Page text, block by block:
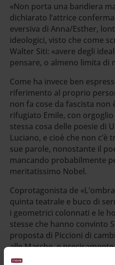
«Non porta una bandiera
dichiarato l’attrice
eversiva di Anna/Esther,
ideologici, visto che come
Walter Siti: «avere degli
pensare, o almeno limita di
Come ha invece ben
riferimento al proprio
non fa cose da fascista non
rifugiato Emile, con
stessa cosa delle poesie di
Luciano, e cioè che non c’è
sue parole, nonostante il
mancando probabilmente
meritatissimo Nobel.
Coprotagonista de
quinta teatrale e buco di
i geometrici colonnati e le
stesse che hanno convinto
proposta di Piccioni di
alle Marche, e
del Popolo ma anche il